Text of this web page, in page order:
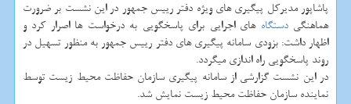
پاشاپور مدیركل پیگیری های ویژه دفتر رییس جمهور در این نشست بر ضرورت
هماهنگیدستگاه های اجرایی برای پاسخگویی به درخواست ها اصرار كرد و
اظهار داشت: بزودی سامانه پیگیری های دفتر رییس جمهور به منظور تسهیل در
روند پاسخگویی راه اندازی میگردد.
در این نشست گزارشی از سامانه پیگیری سازمان حفاظت محیط زیست توسط
نماینده سازمان حفاظت محیط زیست نمایش شد.